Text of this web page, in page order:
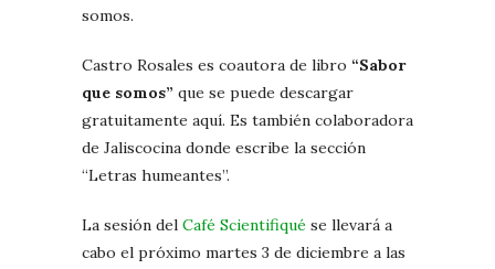
somos.
Castro Rosales es coautora de libro “Sabor
que somos” que se puede descargar
gratuitamente aquí. Es también colaboradora
de Jaliscocina donde escribe la sección
“Letras humeantes”.
La sesión del Café Scientifiqué se llevará a
cabo el próximo martes 3 de diciembre a las